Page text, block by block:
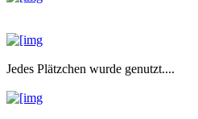
Jedes Plätzchen wurde genutzt....